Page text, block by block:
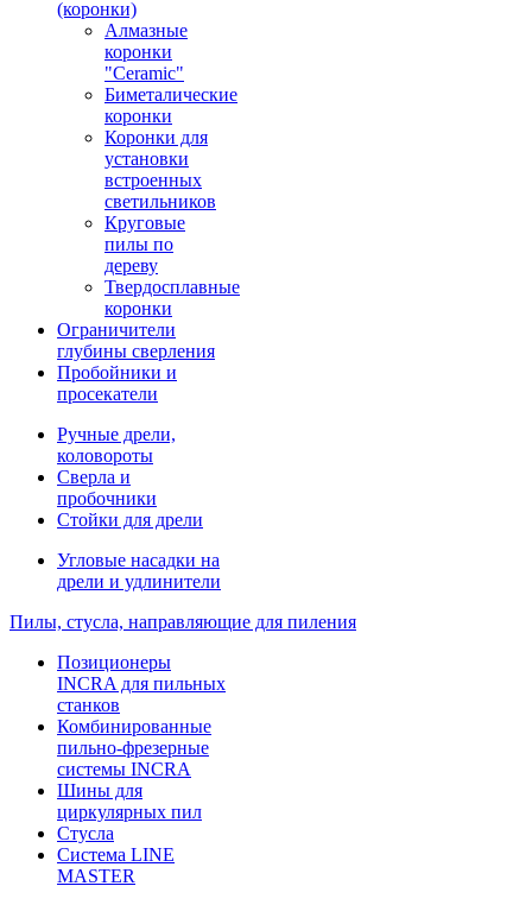
(коронки)
Алмазные
коронки
"Ceramic"
Биметалические
коронки
Коронки для
установки
встроенных
светильников
Круговые
пилы по
дереву
Твердосплавные
коронки
Ограничители
глубины сверления
Пробойники и
просекатели
Ручные дрели,
коловороты
Сверла и
пробочники
Стойки для дрели
Угловые насадки на
дрели и удлинители
Пилы, стусла, направляющие для пиления
Позиционеры
INCRA для пильных
станков
Комбинированные
пильно-фрезерные
системы INCRA
Шины для
циркулярных пил
Стусла
Система LINE
MASTER